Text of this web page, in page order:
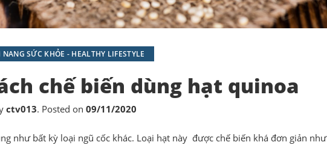
NANG SỨC KHỎE - HEALTHY LIFESTYLE
chế biến dùng hạt quinoa
ctv013. Posted on 09/11/2020
như bất kỳ loại ngũ cốc khác. Loại hạt này được chế biến khá đơn giản như